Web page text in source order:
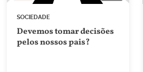
SOCIEDADE
Devemos tomar decisões
pelos nossos pais?